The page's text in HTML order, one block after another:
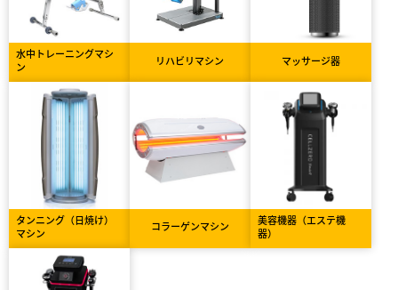
水中トレーニングマシ
ン
リハビリマシン マッサージ器
タンニング（日焼け）
マシン
コラーゲンマシン
美容機器（エステ機
器）